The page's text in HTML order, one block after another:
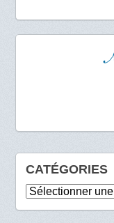
CATÉGORIES
Catégories